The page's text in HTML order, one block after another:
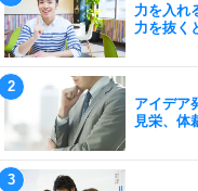
力を入れ
力を抜く
アイデア
見栄、体